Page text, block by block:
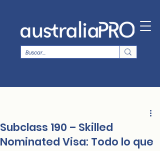
Subclass 190 – Skilled
Nominated Visa: Todo lo que